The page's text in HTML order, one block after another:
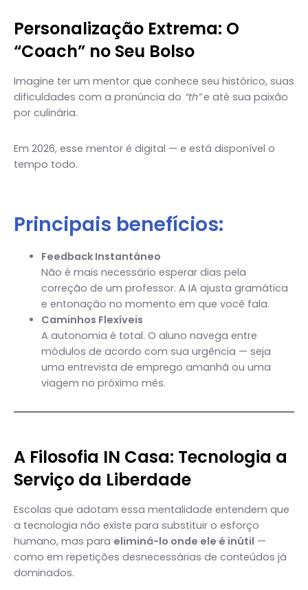
Personalização Extrema: O
“Coach” no Seu Bolso
Imagine ter um mentor que conhece seu histórico, suas
dificuldades com a pronúncia do “th”e até sua paixão
por culinária.
Em 2026, esse mentor é digital — e está disponível o
tempo todo.
Principais benefícios:
Feedback Instantâneo
Não é mais necessário esperar dias pela
correção de um professor. A IA ajusta gramática
e entonação no momento em que você fala.
Caminhos Flexíveis
A autonomia é total. O aluno navega entre
módulos de acordo com sua urgência — seja
uma entrevista de emprego amanhã ou uma
viagem no próximo mês.
A Filosofia IN Casa: Tecnologia a
Serviço da Liberdade
Escolas que adotam essa mentalidade entendem que
a tecnologia não existe para substituir o esforço
humano, mas para eliminá-lo onde ele é inútil —
como em repetições desnecessárias de conteúdos já
dominados.